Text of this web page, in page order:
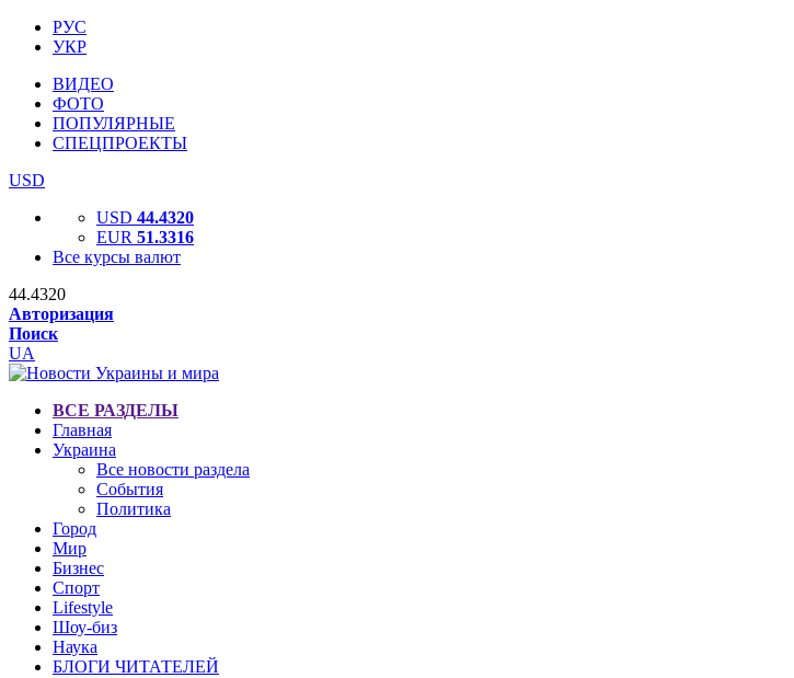
РУС
УКР
ВИДЕО
ФОТО
ПОПУЛЯРНЫЕ
СПЕЦПРОЕКТЫ
USD
USD 44.4320
EUR 51.3316
Все курсы валют
44.4320
Авторизация
Поиск
UA
ВСЕ РАЗДЕЛЫ
Главная
Украина
Все новости раздела
События
Политика
Город
Мир
Бизнес
Спорт
Lifestyle
Шоу-биз
Наука
БЛОГИ ЧИТАТЕЛЕЙ